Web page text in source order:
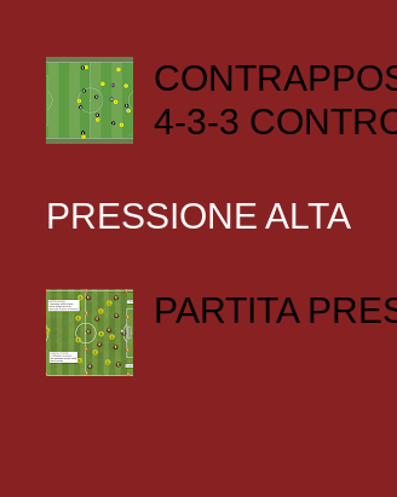
4-3-3
PRESSIONE ALTA
PARTITA